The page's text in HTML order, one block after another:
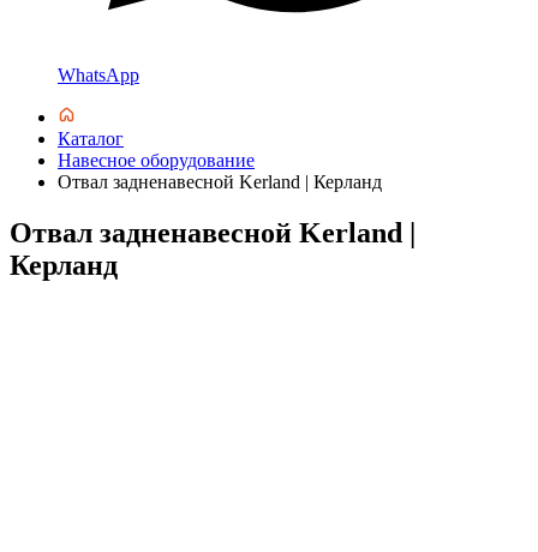
WhatsApp
Каталог
Навесное оборудование
Отвал задненавесной Kerland | Керланд
Отвал задненавесной Kerland |
Керланд